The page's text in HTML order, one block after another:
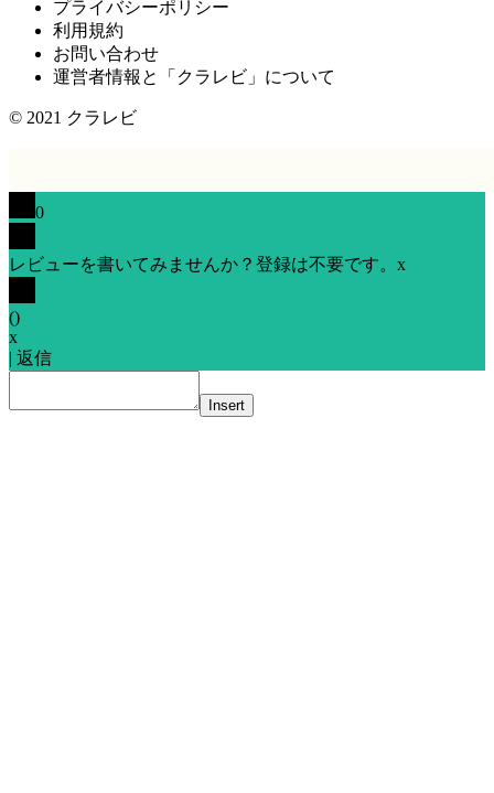
プライバシーポリシー
利用規約
お問い合わせ
運営者情報と「クラレビ」について
© 2021 クラレビ
0
レビューを書いてみませんか？登録は不要です。 x
()
x
| 返信
Insert